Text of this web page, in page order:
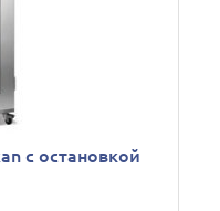
с остановкой